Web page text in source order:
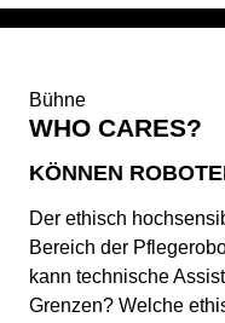
Bühne
WHO CARES?
KÖNNEN
Der ethisch
Bereich der
kann technische
Grenzen? Welche